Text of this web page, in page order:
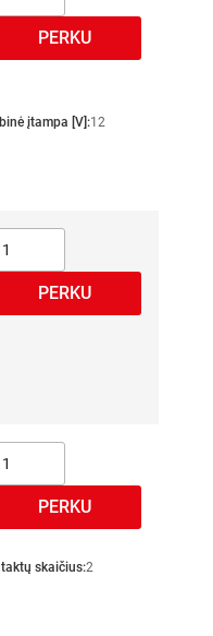
įtampa [V]:12
skaičius:2